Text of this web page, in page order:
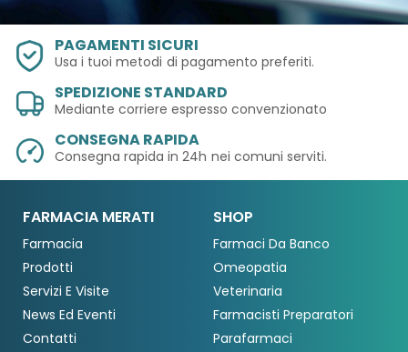
PAGAMENTI SICURI
Usa i tuoi metodi di pagamento preferiti.
SPEDIZIONE STANDARD
Mediante corriere espresso convenzionato
CONSEGNA RAPIDA
Consegna rapida in 24h nei comuni serviti.
FARMACIA MERATI
Farmacia
Prodotti
Servizi E Visite
News Ed Eventi
Contatti
SHOP
Farmaci Da Banco
Omeopatia
Veterinaria
Farmacisti Preparatori
Parafarmaci